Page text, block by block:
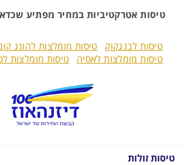
טיסות אטרקטיביות במחיר מפתיע
טיסות לבנגקוק
טיסות מומלצות להונג
טיסות מומלצות לאסיה
טיסות מומלצות
טיסות זולות